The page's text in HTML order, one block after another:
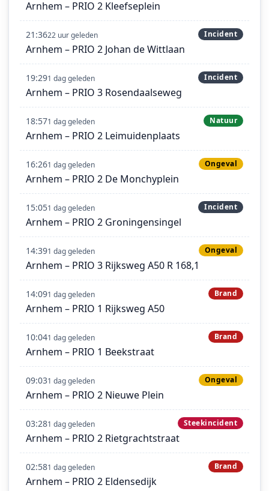
Arnhem – PRIO 2 Kleefseplein
21:3622 uur geleden Incident
Arnhem – PRIO 2 Johan de Wittlaan
19:291 dag geleden Incident
Arnhem – PRIO 3 Rosendaalseweg
18:571 dag geleden Natuur
Arnhem – PRIO 2 Leimuidenplaats
16:261 dag geleden Ongeval
Arnhem – PRIO 2 De Monchyplein
15:051 dag geleden Incident
Arnhem – PRIO 2 Groningensingel
14:391 dag geleden Ongeval
Arnhem – PRIO 3 Rijksweg A50 R 168,1
14:091 dag geleden Brand
Arnhem – PRIO 1 Rijksweg A50
10:041 dag geleden Brand
Arnhem – PRIO 1 Beekstraat
09:031 dag geleden Ongeval
Arnhem – PRIO 2 Nieuwe Plein
03:281 dag geleden Steekincident
Arnhem – PRIO 2 Rietgrachtstraat
02:581 dag geleden Brand
Arnhem – PRIO 2 Eldensedijk